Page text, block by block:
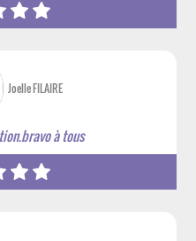
Joelle FILAIRE
à tous